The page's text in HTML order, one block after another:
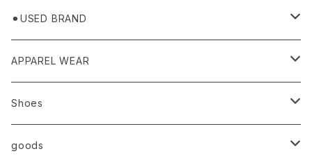
BASICKS
HUMMEL 00
⚫︎USED BRAND
Domestic
Ancellm
AURALEE
Import
ANN DEMEULEMEESTER
APPAREL WEAR
TOPS
T-SHIRTS (Tシャツ）
OUTER
Shoes
Sneaker
goods